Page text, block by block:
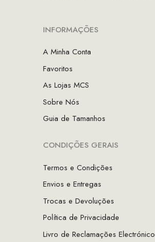
INFORMAÇÕES
A Minha Conta
Favoritos
As Lojas MCS
Sobre Nós
Guia de Tamanhos
CONDIÇÕES GERAIS
Termos e Condições
Envios e Entregas
Trocas e Devoluções
Política de Privacidade
Livro de Reclamações Electrónico